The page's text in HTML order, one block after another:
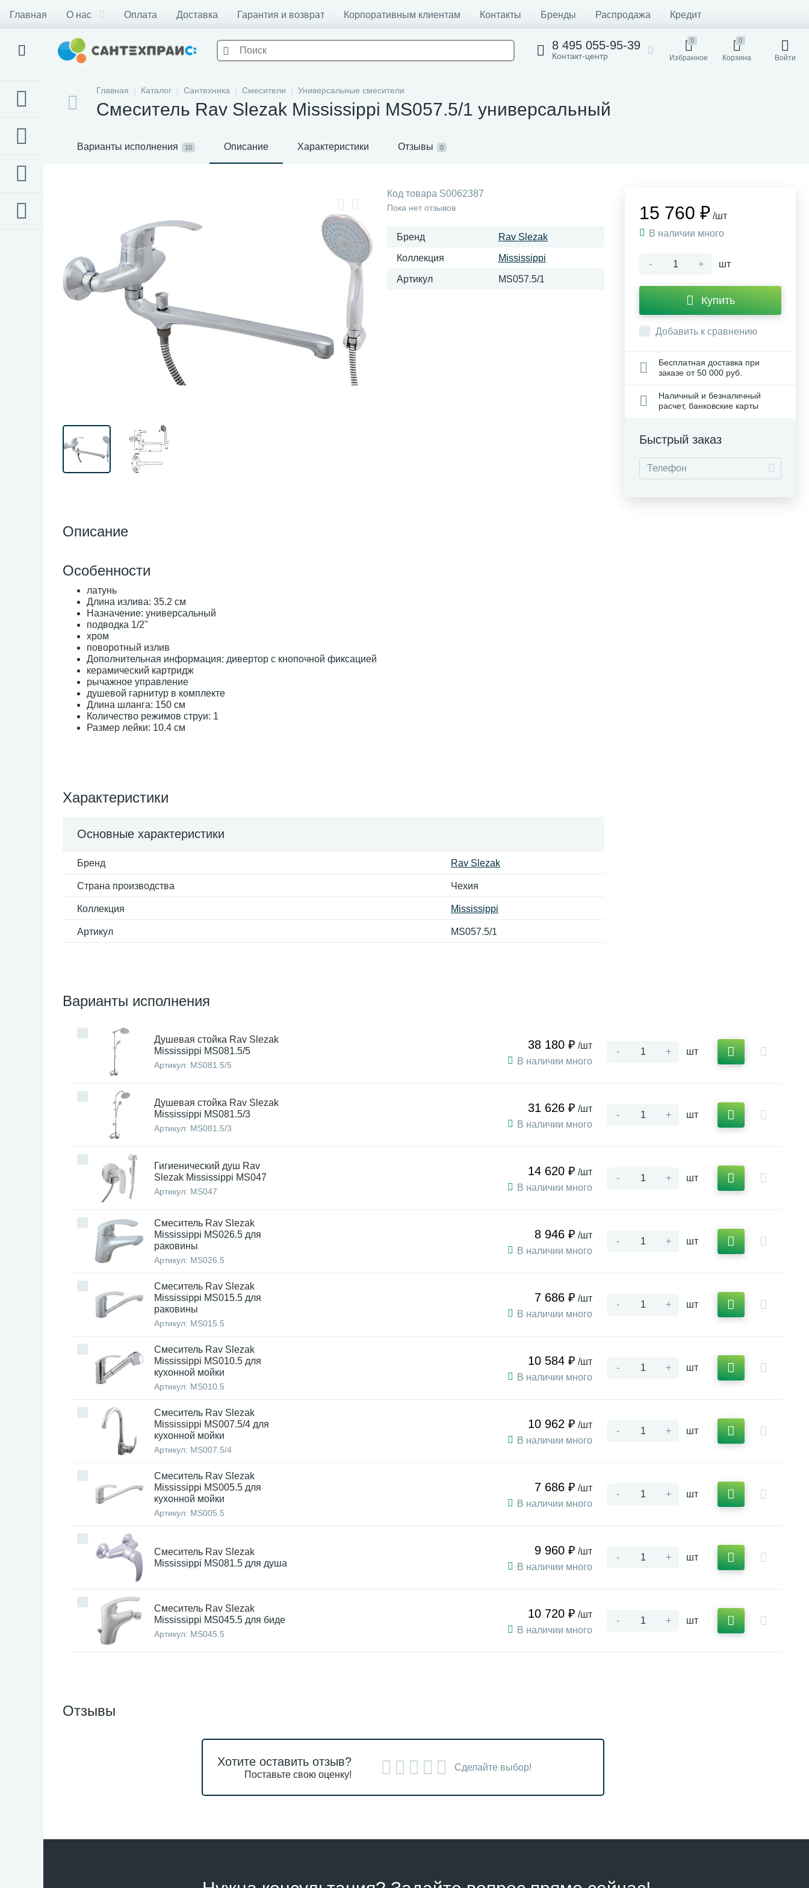
Главная О нас Оплата Доставка Гарантия и возврат Корпоративным клиентам Контакты Бренды Распродажа Кредит
8 495 055-95-39
Контакт-центр
0
Избранное
0
Корзина Войти
Главная Каталог Сантехника Смесители Универсальные смесители
Смеситель Rav Slezak Mississippi MS057.5/1 универсальный
Варианты исполнения 10 Описание Характеристики Отзывы 0
Код товара S0062387
Пока нет отзывов
Бренд Rav Slezak
Коллекция Mississippi
Артикул MS057.5/1
Описание
Особенности
латунь
Длина излива: 35.2 см
Назначение: универсальный
подводка 1/2"
хром
поворотный излив
Дополнительная информация: дивертор с кнопочной фиксацией
керамический картридж
рычажное управление
душевой гарнитур в комплекте
Длина шланга: 150 см
Количество режимов струи: 1
Размер лейки: 10.4 см
Характеристики
Основные характеристики
Бренд Rav Slezak
Страна производства Чехия
Коллекция Mississippi
Артикул MS057.5/1
15 760 ₽ /шт
В наличии много
- + шт
Купить
Добавить к сравнению
Бесплатная доставка при
заказе от 50 000 руб.
Наличный и безналичный
расчет, банковские карты
Быстрый заказ
Варианты исполнения
Душевая стойка Rav Slezak
Mississippi MS081.5/5
Артикул: MS081.5/5
38 180 ₽ /шт
В наличии много
- + шт
Душевая стойка Rav Slezak
Mississippi MS081.5/3
Артикул: MS081.5/3
31 626 ₽ /шт
В наличии много
- + шт
Гигиенический душ Rav
Slezak Mississippi MS047
Артикул: MS047
14 620 ₽ /шт
В наличии много
- + шт
Смеситель Rav Slezak
Mississippi MS026.5 для
раковины
Артикул: MS026.5
8 946 ₽ /шт
В наличии много
- + шт
Смеситель Rav Slezak
Mississippi MS015.5 для
раковины
Артикул: MS015.5
7 686 ₽ /шт
В наличии много
- + шт
Смеситель Rav Slezak
Mississippi MS010.5 для
кухонной мойки
Артикул: MS010.5
10 584 ₽ /шт
В наличии много
- + шт
Смеситель Rav Slezak
Mississippi MS007.5/4 для
кухонной мойки
Артикул: MS007.5/4
10 962 ₽ /шт
В наличии много
- + шт
Смеситель Rav Slezak
Mississippi MS005.5 для
кухонной мойки
Артикул: MS005.5
7 686 ₽ /шт
В наличии много
- + шт
Смеситель Rav Slezak
Mississippi MS081.5 для душа
9 960 ₽ /шт
В наличии много
- + шт
Смеситель Rav Slezak
Mississippi MS045.5 для биде
Артикул: MS045.5
10 720 ₽ /шт
В наличии много
- + шт
Отзывы
Хотите оставить отзыв?
Поставьте свою оценку!
Сделайте выбор!